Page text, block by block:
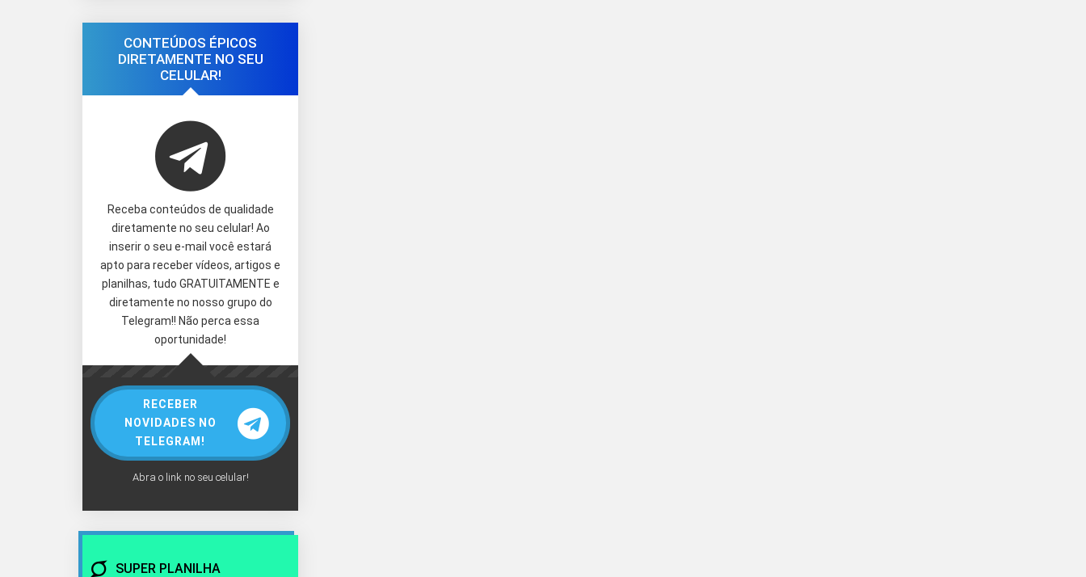
CONTEÚDOS ÉPICOS
DIRETAMENTE NO SEU
CELULAR!
Receba conteúdos de qualidade
diretamente no seu celular! Ao
inserir o seu e-mail você estará
apto para receber vídeos, artigos e
planilhas, tudo GRATUITAMENTE e
diretamente no nosso grupo do
Telegram!! Não perca essa
oportunidade!
RECEBER
NOVIDADES NO
TELEGRAM!
Abra o link no seu celular!
SUPER PLANILHA